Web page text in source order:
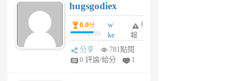
6
個
月
前
hugsgodiex
0.0分
w
ke
rv
pj
舉
報
分享
781點閱
0 評論/給分
1